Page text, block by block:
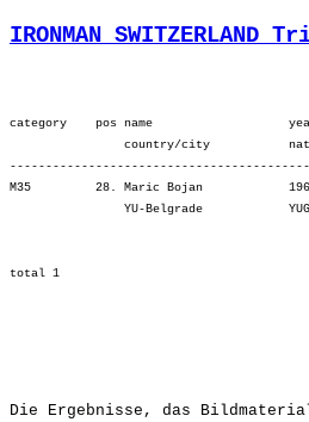
IRONMAN
category    pos name
country/city
M35         28. Maric Bojan
YU-Belgrade
Die Ergebnisse, das